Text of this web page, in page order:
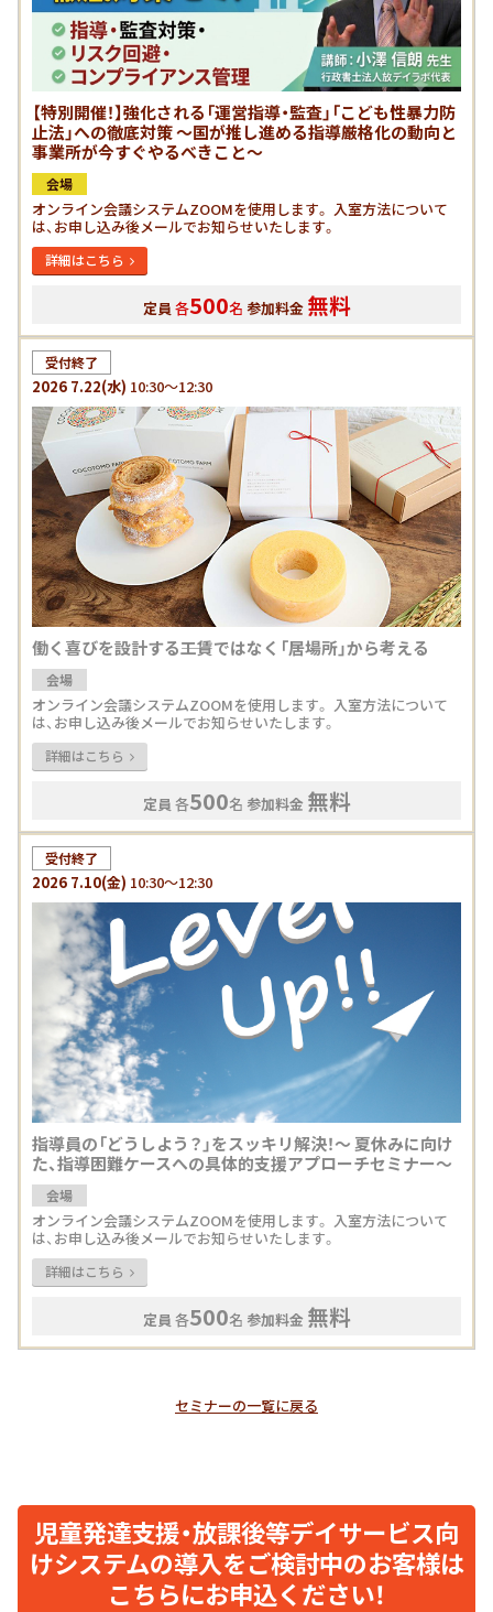
【特別開催！】強化される「運営指導・監査」「こども性暴力防
止法」への徹底対策 ～国が推し進める指導厳格化の動向と
事業所が今すぐやるべきこと～
会場
オンライン会議システムZOOMを使用します。 入室方法について
は、お申し込み後メールでお知らせいたします。
詳細はこちら
定員 各500名 参加料金 無料
受付終了
2026 7.22(水) 10:30～12:30
働く喜びを設計する――工賃ではなく「居場所」から考える
会場
オンライン会議システムZOOMを使用します。 入室方法について
は、お申し込み後メールでお知らせいたします。
詳細はこちら
定員 各500名 参加料金 無料
受付終了
2026 7.10(金) 10:30～12:30
指導員の「どうしよう？」をスッキリ解決！〜 夏休みに向け
た、指導困難ケースへの具体的支援アプローチセミナー〜
会場
オンライン会議システムZOOMを使用します。 入室方法について
は、お申し込み後メールでお知らせいたします。
詳細はこちら
定員 各500名 参加料金 無料
セミナーの一覧に戻る
児童発達支援・放課後等デイサービス向
けシステムの導入をご検討中のお客様は
こちらにお申込ください！